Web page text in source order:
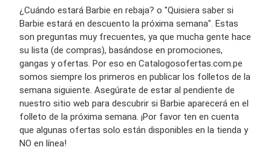
¿Cuándo estará Barbie en rebaja? o "Quisiera saber si
Barbie estará en descuento la próxima semana". Estas
son preguntas muy frecuentes, ya que mucha gente hace
su lista (de compras), basándose en promociones,
gangas y ofertas. Por eso en Catalogosofertas.com.pe
somos siempre los primeros en publicar los folletos de la
semana siguiente. Asegúrate de estar al pendiente de
nuestro sitio web para descubrir si Barbie aparecerá en el
folleto de la próxima semana. ¡Por favor ten en cuenta
que algunas ofertas solo están disponibles en la tienda y
NO en línea!